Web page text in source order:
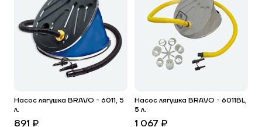
Насос лягушка BRAVO - 6011, 5
л.
891 ₽
Насос лягушка BRAVO - 6011BL,
5 л.
1 067 ₽